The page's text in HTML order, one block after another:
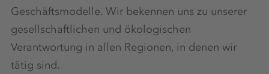
Geschäftsmodelle. Wir bekennen uns zu unserer
gesellschaftlichen und ökologischen
Verantwortung in allen Regionen, in denen wir
tätig sind.